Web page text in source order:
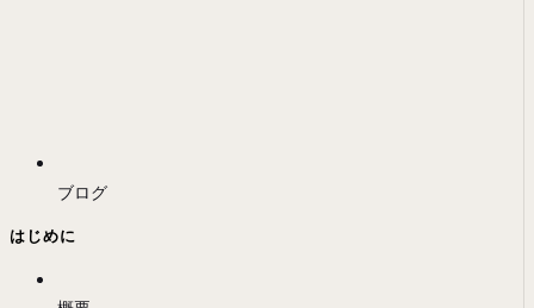
ブログ
はじめに